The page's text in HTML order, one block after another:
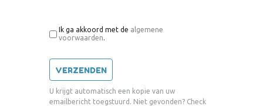
Ik ga akkoord met de algemene
voorwaarden.
U krijgt automatisch een kopie van uw
emailbericht toegstuurd. Niet gevonden? Check